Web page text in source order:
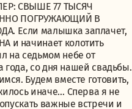
СВЫШЕ 77 ТЫСЯЧ
ПОГРУЖАЮЩИЙ В
Если малышка заплачет,
и начинает колотить
на седьмом небе от
года, со дня нашей свадьбы.
Будем вместе готовить,
иначе… Сперва я не
важные встречи и